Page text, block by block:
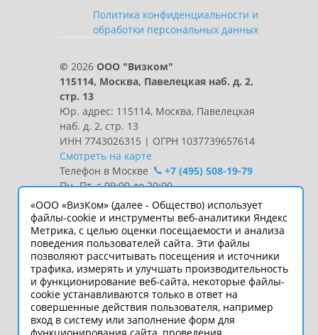
Политика конфиденциальности и
обработки персональных данных
© 2026 ООО "Визком"
115114, Москва, Павелецкая наб. д. 2,
стр. 13
Юр. адрес: 115114, Москва, Павелецкая
наб. д. 2, стр. 13
ИНН 7743026315 | ОГРН 1037739657614
Смотреть на карте
Телефон в Москве
+7 (495) 508-19-79
Пн.-Пт. с 09:00 до 20:00
Интернет-сайт носит информационный
характер и ни при каких условиях не
является публичной офертой, которая
определяется положениями статьи 437
Гражданского кодекса РФ.
Технические параметры
(спецификация) и комплект поставки
товара могут быть изменены
«ООО «ВизКом» (далее - Общество) использует
файлы-cookie и инструменты веб-аналитики Яндекс
Метрика, с целью оценки посещаемости и анализа
поведения пользователей сайта. Эти файлы
позволяют рассчитывать посещения и источники
трафика, измерять и улучшать производительность
и функционирование веб-сайта, некоторые файлы-
cookie устанавливаются только в ответ на
совершенные действия пользователя, например
вход в систему или заполнение форм для